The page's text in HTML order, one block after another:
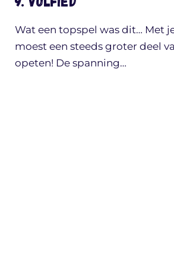
Wat een topspel was dit… Met
moest een steeds groter deel
opeten! De spanning…